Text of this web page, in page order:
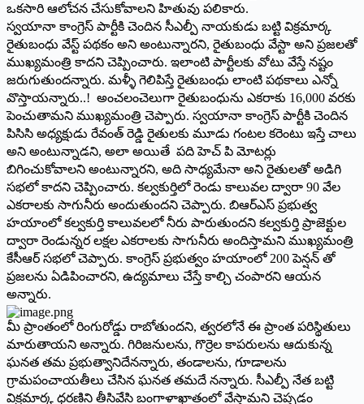
ఒకసారి ఆలోచన చేసుకోవాలని హితువు పలికారు.
స్వయానా కాంగ్రెస్‌ ‌పార్టీకి చెందిన సీఎల్పీ నాయకుడు బట్టి విక్రమార్క
రైతుబంధు వేస్ట్ ‌పథకం అని అంటున్నారని, రైతుబంధు వేస్టా అని ప్రజలతో
ముఖ్యమంత్రి కాదని చెప్పించారు. ఇలాంటి పార్టీలకు వోటు వేస్తే నష్టం
జరుగుతుందన్నారు. మళ్ళీ గెలిపిస్తే రైతుబంధు లాంటి పథకాలు ఎన్నో
వొస్తాయన్నారు..! అంచలంచెలుగా రైతుబంధును ఎకరాకు 16,000 వరకు
పెంచుతామని ముఖ్యమంత్రి చెప్పారు. స్వయానా కాంగ్రెస్‌ ‌పార్టీకి చెందిన
పిసిసి అధ్యక్షుడు రేవంత్‌ ‌రెడ్డి రైతులకు మూడు గంటల కరెంటు ఇస్తే చాలు
అని అంటున్నాడని, అలా అయితే పది హెచ్‌ ‌పి మోటర్లు
బిగించుకోవాలని అంటున్నారని, అది సాధ్యమేనా అని రైతులతో అడిగి
సభలో కాదని చెప్పించారు. కల్వకుర్తిలో రెండు కాలువల ద్వారా 90 వేల
ఎకరాలకు సాగునీరు అందుతుందని చెప్పారు. బిఆర్‌ఎస్‌ ‌ప్రభుత్వ
హయాంలో కల్వకుర్తి కాలువలలో నీరు పారుతుందని కల్వకుర్తి ప్రాజెక్టుల
ద్వారా రెండున్నర లక్షల ఎకరాలకు సాగునీరు అందిస్తామని ముఖ్యమంత్రి
కేసీఆర్‌ ‌సభలో చెప్పారు. కాంగ్రెస్‌ ‌ప్రభుత్వం హయాంలో 200 పెన్షన్‌ ‌తో
ప్రజలను ఏడిపించారని, ఉద్యమాలు చేస్తే కాల్చి చంపారని ఆయన
అన్నారు.
మీ ప్రాంతంలో రింగురోడ్డు రాబోతుందని, త్వరలోనే ఈ ప్రాంత పరిస్థితులు
మారుతాయని అన్నారు. గిరిజనులను, గొర్రెల కాపరులను ఆదుకున్న
ఘనత తమ ప్రభుత్వానిదేనన్నారు, తండాలను, గూడాలను
గ్రామపంచాయతీలు చేసిన ఘనత తమదే నన్నారు. సీఎల్పీ నేత బట్టి
విక్రమార్క ధరణిని తీసివేసి బంగాళాఖాతంలో వేస్తామని చెప్పడం